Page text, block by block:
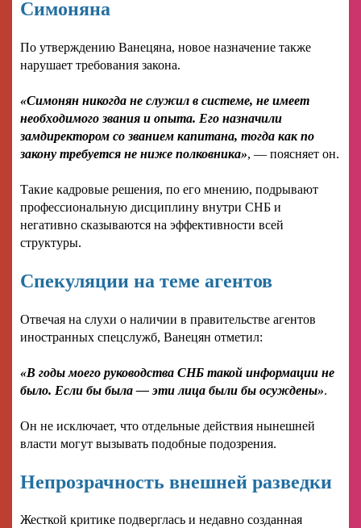
Симоняна
По утверждению Ванецяна, новое назначение также
нарушает требования закона.
«Симонян никогда не служил в системе, не имеет
необходимого звания и опыта. Его назначили
замдиректором со званием капитана, тогда как по
закону требуется не ниже полковника», — поясняет он.
Такие кадровые решения, по его мнению, подрывают
профессиональную дисциплину внутри СНБ и
негативно сказываются на эффективности всей
структуры.
Спекуляции на теме агентов
Отвечая на слухи о наличии в правительстве агентов
иностранных спецслужб, Ванецян отметил:
«В годы моего руководства СНБ такой информации не
было. Если бы была — эти лица были бы осуждены».
Он не исключает, что отдельные действия нынешней
власти могут вызывать подобные подозрения.
Непрозрачность внешней разведки
Жесткой критике подверглась и недавно созданная